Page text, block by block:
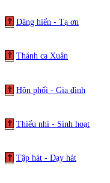
Dâng hiến - Tạ ơn
Thánh ca Xuân
Hôn phối - Gia đình
Thiếu nhi - Sinh hoạt
Tập hát - Dạy hát